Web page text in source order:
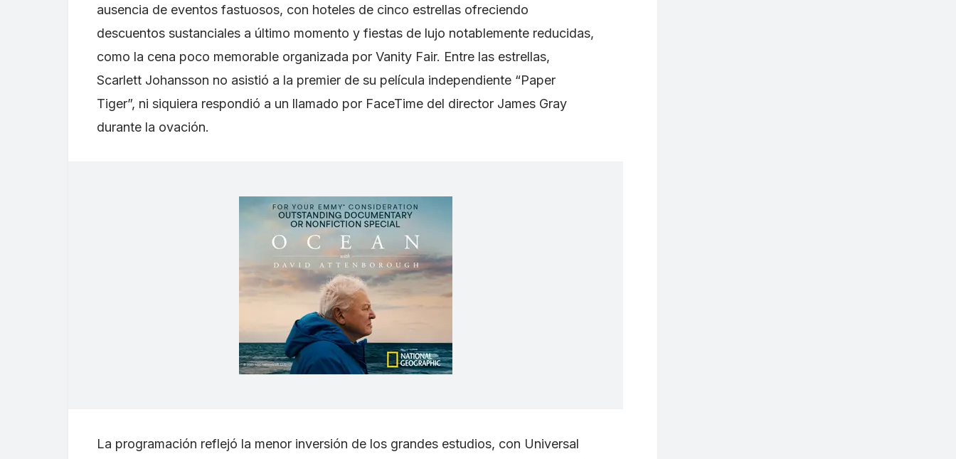
ausencia de eventos fastuosos, con hoteles de cinco estrellas ofreciendo
descuentos sustanciales a último momento y fiestas de lujo notablemente reducidas,
como la cena poco memorable organizada por Vanity Fair. Entre las estrellas,
Scarlett Johansson no asistió a la premier de su película independiente “Paper
Tiger”, ni siquiera respondió a un llamado por FaceTime del director James Gray
durante la ovación.
La programación reflejó la menor inversión de los grandes estudios, con Universal